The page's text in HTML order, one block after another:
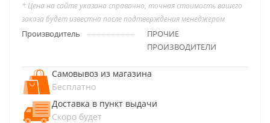
* Цена на сайте указана справочно, точная стоимость вашего
заказа будет известна после подтверждения менеджером
Производитель
ПРОЧИЕ
ПРОИЗВОДИТЕЛИ
Самовывоз из магазина
Бесплатно
Доставка в пункт выдачи
Скоро будет